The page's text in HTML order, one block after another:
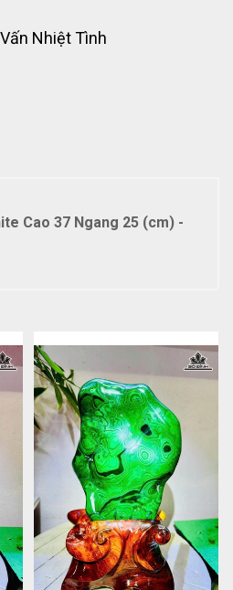
Nhiệt Tình
Cao 37 Ngang 25 (cm) -